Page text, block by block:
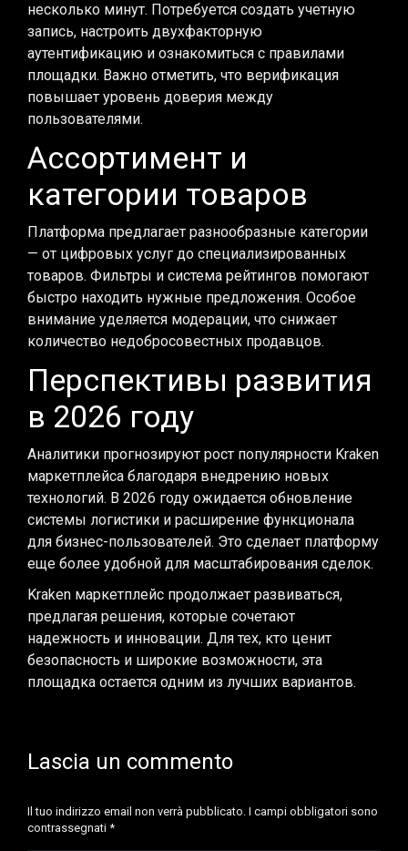
несколько минут. Потребуется создать учетную
запись, настроить двухфакторную
аутентификацию и ознакомиться с правилами
площадки. Важно отметить, что верификация
повышает уровень доверия между
пользователями.
Ассортимент и
категории товаров
Платформа предлагает разнообразные категории
— от цифровых услуг до специализированных
товаров. Фильтры и система рейтингов помогают
быстро находить нужные предложения. Особое
внимание уделяется модерации, что снижает
количество недобросовестных продавцов.
Перспективы развития
в 2026 году
Аналитики прогнозируют рост популярности Kraken
маркетплейса благодаря внедрению новых
технологий. В 2026 году ожидается обновление
системы логистики и расширение функционала
для бизнес-пользователей. Это сделает платформу
еще более удобной для масштабирования сделок.
Kraken маркетплейс продолжает развиваться,
предлагая решения, которые сочетают
надежность и инновации. Для тех, кто ценит
безопасность и широкие возможности, эта
площадка остается одним из лучших вариантов.
Lascia un commento
Il tuo indirizzo email non verrà pubblicato. I campi obbligatori sono
contrassegnati *